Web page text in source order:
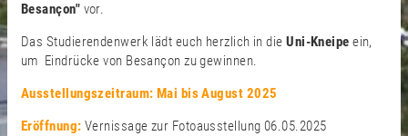
Besançon" vor.
Das Studierendenwerk lädt euch herzlich in dieUni-Kneipe ein,
um Eindrücke von Besançon zu gewinnen.
Ausstellungszeitraum: Mai bis August 2025
Eröffnung: Vernissage zur Fotoausstellung 06.05.2025